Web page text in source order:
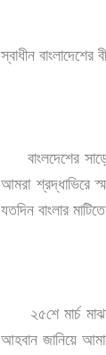
স্বাধীন বাংলাদেশের
বাংলদেশের
আমরা শ্রদ্ধাভিরে
যতদিন বাংলার
২৫শে মার্চ
আহবান জানিয়ে